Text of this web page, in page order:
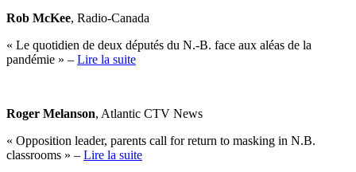
Rob McKee, Radio-Canada
« Le quotidien de deux députés du N.-B. face aux aléas de la
pandémie » – Lire la suite
Roger Melanson, Atlantic CTV News
« Opposition leader, parents call for return to masking in N.B.
classrooms » – Lire la suite